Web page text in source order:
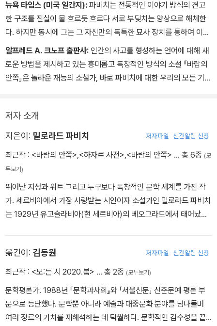
이루어지는 '시간'을 의미한다. 소설 속 시간의 흐름은 배경이 된 이
지역의 역사를 그대로 반영하고 있다. 또한 헤로와 레안드로스는 이
리한 두 사람은 결국 자신의 죽음을 예상하면서도 서로 죽음을 맞바
꾸어 하나의 사랑으로 이어간다. 그것은 사랑의 일부이자 전체의 개
념에 대한 질문을 독자에게 안겨주며, 소설과 이 세계 모두에서 도발
뉴욕 타임스 (미국 일간지): 파비치는 전통적인 이야기 방식의 견고
한 구조를 진실이 물 흐르듯 흐르다 서로 부딪치는 양상으로 해체한
다. 하지만 동시에 그는 그 자신만의 독특한 묘사 장치를 통하여 이야
기를 풀어가는 매우 뛰어난 우화적 역량을 소유하고 있다.
알프레드 A. 크노프 출판사: 인간의 사고를 형성하는 언어에 대해 새
로운 방법을 제시하고 있는 흥미롭고 독창적인 방식의 소설 『바람의
안쪽』은 놀라운 재능의 소설가, 바로 파비치에 대한 우리의 모든 기대
저자 소개
지은이: 밀로라드 파비치 저자파일 신간알림 신청
최근작 : <바람의 안쪽>,<하자르 사전>,<바람의 안쪽> … 총 6종 (모
두보기)
뛰어난 지성과 위트 그리고 누구보다 독창적인 문학 세계를 가진 작
가. 세르비아에서 가장 사랑받는 시인이자 소설가인 밀로라드 파비치
는 1929년 유고슬라비아(현 세르비아)의 베오그라드에서 태어났다.
역가로도 활동했다. 1967년 첫 번째 시집『하늘색』을 발표하며 작가
활동을 시작했고, 이후 시집 『월석』, 단편집 『철의 장막』『러시아 사냥
편 소설 『하자르 사전』을 출간했다. 이 작품은 70여 개국에 번역되며
파비치에게 세계적인 명성을 가져다주었다. 이후 소설『차로 그린 풍
경화』『에밀리 노를 죽인 이야기』, 희곡 『영원과하루』 등을 발표했다.
옮긴이: 김동원 저자파일 신간알림 신청
최근작 : <모:든 시 2020.봄> … 총 2종 (모두보기)
문학평론가. 1988년 『문학과사회』와 「서울신문」 신춘문예 평론 부
문으로 등단했다. 문학뿐 아니라 예술과 대중문화 분야를 넘나들며
여러 장르의 가치를 재해석하는 데 탁월하다. 문학적인 감수성을 끝